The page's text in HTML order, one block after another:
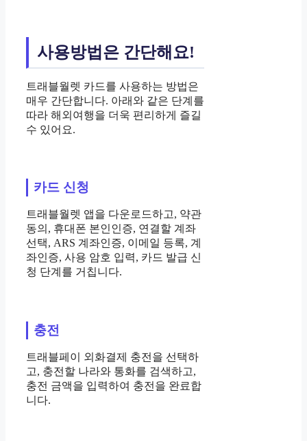
사용방법은 간단해요!
트래블월렛 카드를 사용하는 방법은
매우 간단합니다. 아래와 같은 단계를
따라 해외여행을 더욱 편리하게 즐길
수 있어요.
카드 신청
트래블월렛 앱을 다운로드하고, 약관
동의, 휴대폰 본인인증, 연결할 계좌
선택, ARS 계좌인증, 이메일 등록, 계
좌인증, 사용 암호 입력, 카드 발급 신
청 단계를 거칩니다.
충전
트래블페이 외화결제 충전을 선택하
고, 충전할 나라와 통화를 검색하고,
충전 금액을 입력하여 충전을 완료합
니다.